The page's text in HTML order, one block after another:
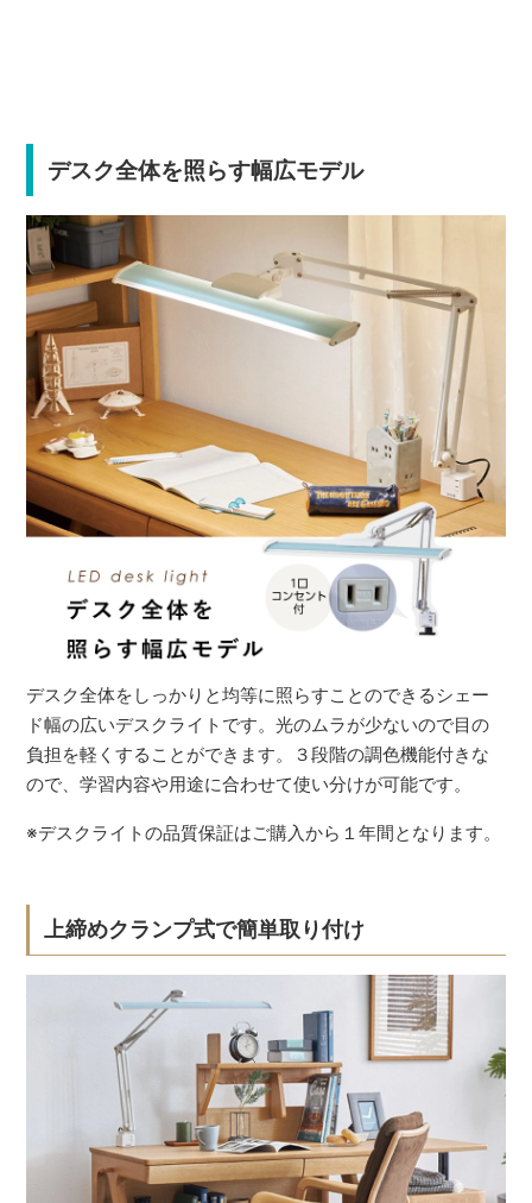
デスク全体を照らす幅広モデル
デスク全体をしっかりと均等に照らすことのできるシェー
ド幅の広いデスクライトです。光のムラが少ないので目の
負担を軽くすることができます。３段階の調色機能付きな
ので、学習内容や用途に合わせて使い分けが可能です。
※デスクライトの品質保証はご購入から１年間となります。
上締めクランプ式で簡単取り付け